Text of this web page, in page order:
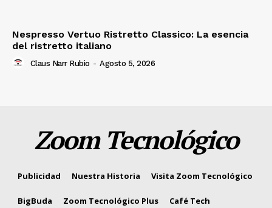
Nespresso Vertuo Ristretto Classico: La esencia
del ristretto italiano
Claus Narr Rubio - Agosto 5, 2026
Zoom Tecnológico
Publicidad Nuestra Historia Visita Zoom Tecnológico
BigBuda Zoom Tecnológico Plus Café Tech